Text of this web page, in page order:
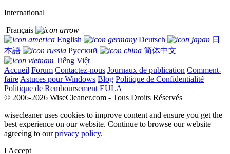
International
Français
English
Deutsch
日
本語
Русский
简体中文
Tiếng Việt
Accueil Forum Contactez-nous Journaux de publication Comment-
faire Astuces pour Windows Blog Politique de Confidentialité
Politique de Remboursement EULA
© 2006-2026 WiseCleaner.com - Tous Droits Réservés
wisecleaner uses cookies to improve content and ensure you get the
best experience on our website. Continue to browse our website
agreeing to ourprivacy policy.
I Accept